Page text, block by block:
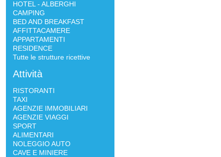
HOTEL - ALBERGHI
CAMPING
BED AND BREAKFAST
AFFITTACAMERE
APPARTAMENTI
RESIDENCE
Tutte le strutture ricettive
Attività
RISTORANTI
TAXI
AGENZIE IMMOBILIARI
AGENZIE VIAGGI
SPORT
ALIMENTARI
NOLEGGIO AUTO
CAVE E MINIERE